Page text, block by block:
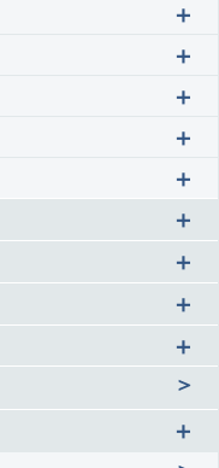
＋
＋
＋
＋
＋
＋
＋
＋
＋
＞
＋